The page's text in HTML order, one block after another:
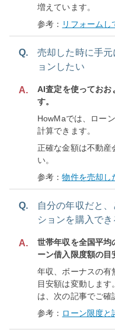
増えています。
参考： リフォームし
Q.
売却した時に手
ョンしたい
A.
AI査定を使っておお
す。
HowMaでは、ロー
計算できます。
正確な金額は不動産
い。
参考：物件を売却し
Q.
自分の年収だと
ションを購入でき
A.
世帯年収を全国平均
ーン借入限度額の目
年収、ボーナスの有
目安額は変動しま
は、次の記事でご確
参考： ローン限度と